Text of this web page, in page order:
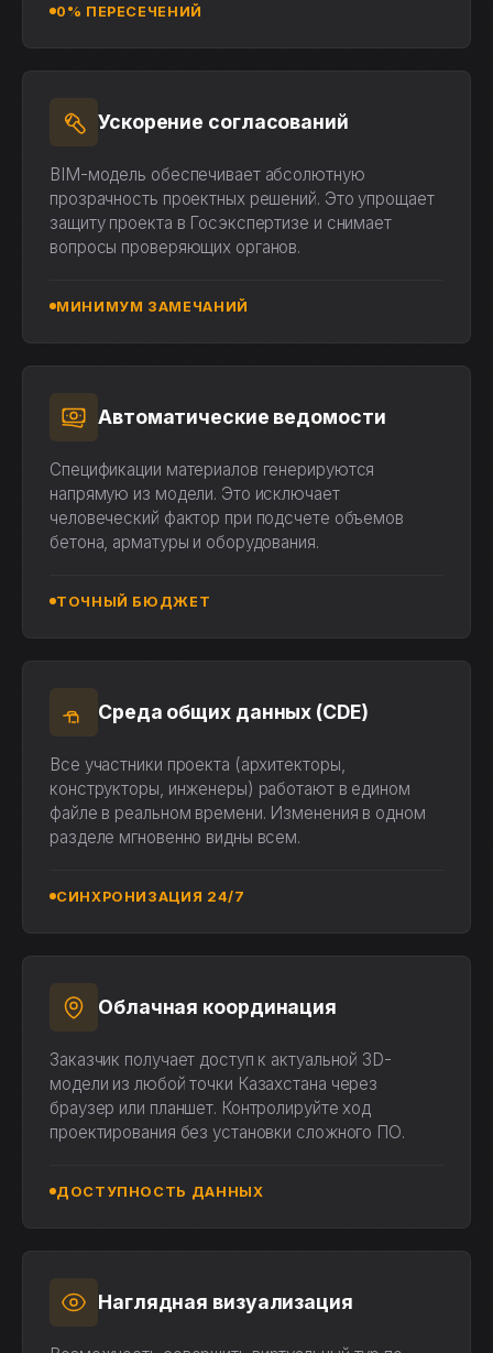
0% ПЕРЕСЕЧЕНИЙ
Ускорение согласований
BIM-модель обеспечивает абсолютную
прозрачность проектных решений. Это упрощает
защиту проекта в Госэкспертизе и снимает
вопросы проверяющих органов.
МИНИМУМ ЗАМЕЧАНИЙ
Автоматические ведомости
Спецификации материалов генерируются
напрямую из модели. Это исключает
человеческий фактор при подсчете объемов
бетона, арматуры и оборудования.
ТОЧНЫЙ БЮДЖЕТ
Среда общих данных (CDE)
Все участники проекта (архитекторы,
конструкторы, инженеры) работают в едином
файле в реальном времени. Изменения в одном
разделе мгновенно видны всем.
СИНХРОНИЗАЦИЯ 24/7
Облачная координация
Заказчик получает доступ к актуальной 3D-
модели из любой точки Казахстана через
браузер или планшет. Контролируйте ход
проектирования без установки сложного ПО.
ДОСТУПНОСТЬ ДАННЫХ
Наглядная визуализация